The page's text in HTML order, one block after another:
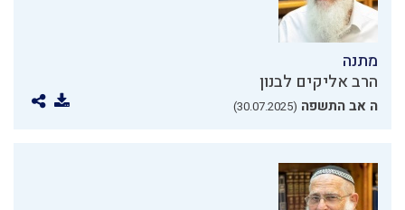
מתנה
הרב אליקים לבנון
ה אב התשפה (30.07.2025)